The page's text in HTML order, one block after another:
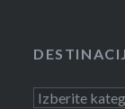
Destinacije